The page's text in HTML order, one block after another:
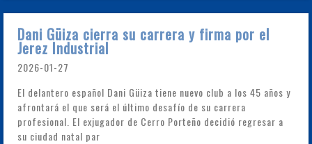
Dani Güiza cierra su carrera y firma por el
Jerez Industrial
2026-01-27
El delantero español Dani Güiza tiene nuevo club a los 45 años y
afrontará el que será el último desafío de su carrera
profesional. El exjugador de Cerro Porteño decidió regresar a
su ciudad natal par